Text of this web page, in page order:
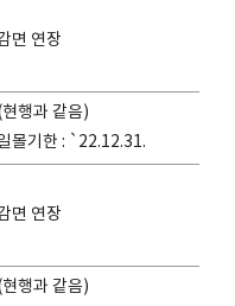
면 연장
행과 같음)
몰기한 : `22.12.31.
면 연장
행과 같음)